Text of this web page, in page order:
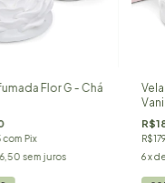
Flor G - Chá
com Pix
sem juros
6 x